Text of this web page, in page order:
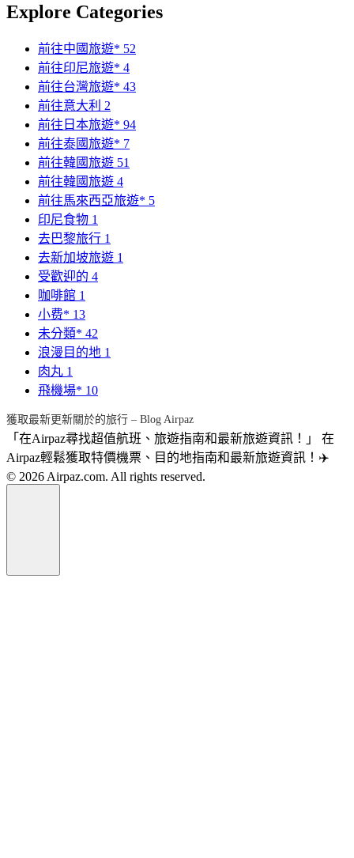
Explore Categories
前往中國旅遊* 52
前往印尼旅遊* 4
前往台灣旅遊* 43
前往意大利 2
前往日本旅遊* 94
前往泰國旅遊* 7
前往韓國旅遊 51
前往韓國旅遊 4
前往馬來西亞旅遊* 5
印尼食物 1
去巴黎旅行 1
去新加坡旅遊 1
受歡迎的 4
咖啡館 1
小费* 13
未分類* 42
浪漫目的地 1
肉丸 1
飛機場* 10
獲取最新更新關於的旅行 – Blog Airpaz
「在Airpaz尋找超值航班、旅遊指南和最新旅遊資訊！」 在
Airpaz輕鬆獲取特價機票、目的地指南和最新旅遊資訊！✈️
© 2026 Airpaz.com. All rights reserved.